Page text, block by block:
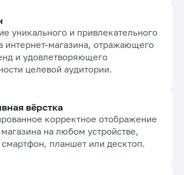
уникального и привлекательного
интернет-магазина, отражающего
и удовлетворяющего
целевой аудитории.
вёрстка
корректное отображение
на любом устройстве,
смартфон, планшет или десктоп.